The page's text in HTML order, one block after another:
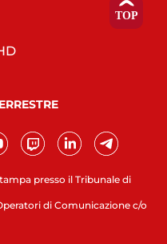
presso il Tribunale di
di Comunicazione c/o